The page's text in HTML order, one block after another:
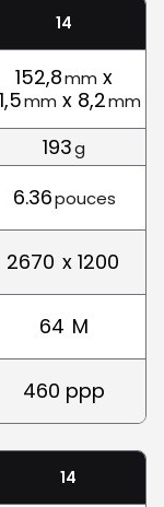
14
152,8mm x
mm x 8,2mm
193g
6.36pouces
2670 x 1200
64 M
460 ppp
14